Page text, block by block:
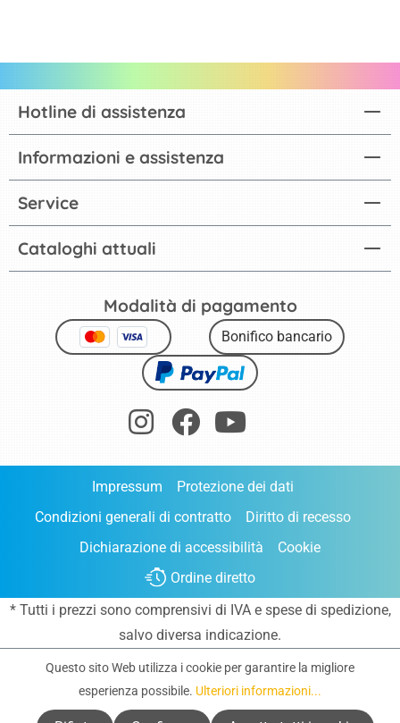
Cataloghi attuali
Hotline di assistenza
Informazioni e assistenza
Service
Modalità di pagamento
Bonifico bancario
Impressum
Protezione dei dati
Condizioni generali di contratto
Diritto di recesso
Dichiarazione di accessibilità
Cookie
Ordine diretto
* Tutti i prezzi sono comprensivi di IVA e spese di spedizione,
salvo diversa indicazione.
Questo sito Web utilizza i cookie per garantire la migliore
esperienza possibile. Ulteriori informazioni...